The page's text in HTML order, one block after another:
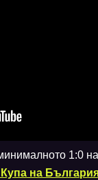
1:0
на